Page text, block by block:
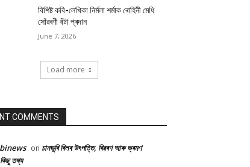
বিশিষ্ট কবি-লেখিকা নিৰ্মলা শৰ্মাক ৰোহিনী মেধি
সোঁৱৰণী বঁটা প্ৰদান
June 7, 2026
Load more
COMMENTS
on চানডুবি বিলৰ উৎপত্তি, বিৱৰণ আৰু ভ্ৰমণ
তথ্য